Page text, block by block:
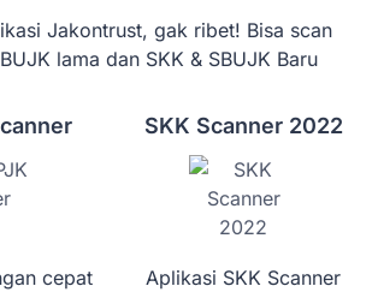
Jakontrust, gak ribet! Bisa scan
lama dan SKK & SBUJK Baru
cepat
SKK Scanner 2022
Aplikasi SKK Scanner